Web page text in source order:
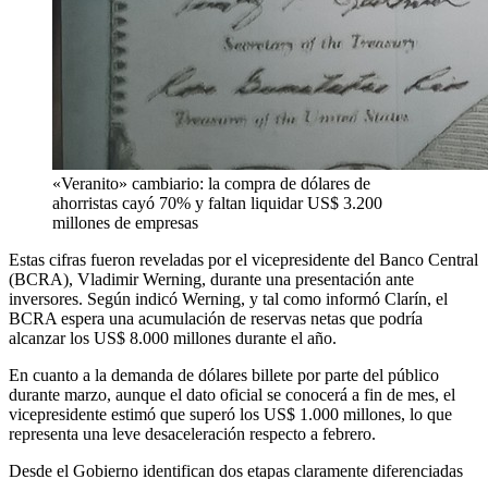
«Veranito» cambiario: la compra de dólares de
ahorristas cayó 70% y faltan liquidar US$ 3.200
millones de empresas
Estas cifras fueron reveladas por el vicepresidente del Banco Central
(BCRA), Vladimir Werning, durante una presentación ante
inversores. Según indicó Werning, y tal como informó Clarín, el
BCRA espera una acumulación de reservas netas que podría
alcanzar los US$ 8.000 millones durante el año.
En cuanto a la demanda de dólares billete por parte del público
durante marzo, aunque el dato oficial se conocerá a fin de mes, el
vicepresidente estimó que superó los US$ 1.000 millones, lo que
representa una leve desaceleración respecto a febrero.
Desde el Gobierno identifican dos etapas claramente diferenciadas